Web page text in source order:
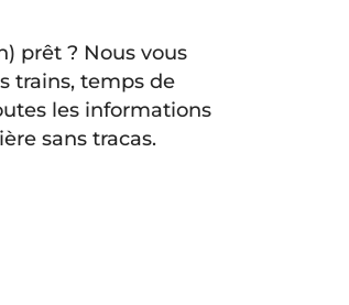
prêt ? Nous vous
trains, temps de
les informations
sans tracas.